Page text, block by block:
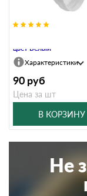
цвет Белый
Характеристики
90 руб
Цена за шт
В КОРЗИНУ
Не